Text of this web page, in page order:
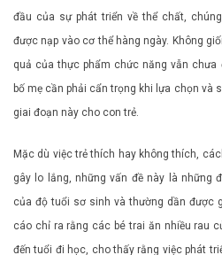
đầu của sự phát triển về thể chất,
được nạp vào cơ thể hàng ngày. Không
quả của thực phẩm chức năng vẫn chưa
bố mẹ cần phải cẩn trọng khi lựa chọn và
giai đoạn này cho con trẻ.
Mặc dù việc trẻ thích hay không thích,
gây lo lắng, những vấn đề này là những
của độ tuổi sơ sinh và thường dần được
cáo chỉ ra rằng các bé trai ăn nhiều rau
đến tuổi đi học, cho thấy rằng việc phát